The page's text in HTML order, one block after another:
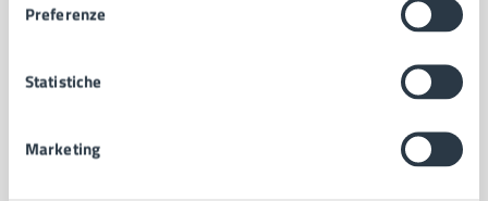
Preferenze
Statistiche
Marketing
Comune di Napoli
AMMINISTRAZIONE